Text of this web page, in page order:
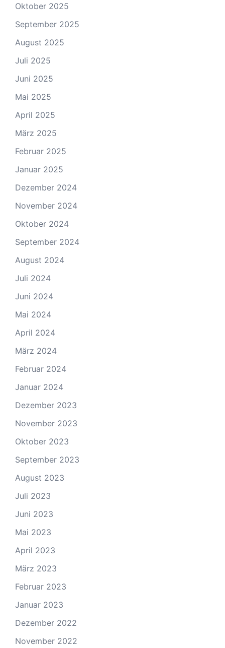
Oktober 2025
September 2025
August 2025
Juli 2025
Juni 2025
Mai 2025
April 2025
März 2025
Februar 2025
Januar 2025
Dezember 2024
November 2024
Oktober 2024
September 2024
August 2024
Juli 2024
Juni 2024
Mai 2024
April 2024
März 2024
Februar 2024
Januar 2024
Dezember 2023
November 2023
Oktober 2023
September 2023
August 2023
Juli 2023
Juni 2023
Mai 2023
April 2023
März 2023
Februar 2023
Januar 2023
Dezember 2022
November 2022